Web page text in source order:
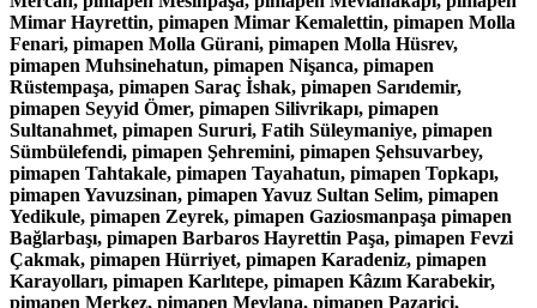
Mimar Hayrettin, pimapen Mimar Kemalettin, pimapen Molla
Fenari, pimapen Molla Gürani, pimapen Molla Hüsrev,
pimapen Muhsinehatun, pimapen Nişanca, pimapen
Rüstempaşa, pimapen Saraç İshak, pimapen Sarıdemir,
pimapen Seyyid Ömer, pimapen Silivrikapı, pimapen
Sultanahmet, pimapen Sururi, Fatih Süleymaniye, pimapen
Sümbülefendi, pimapen Şehremini, pimapen Şehsuvarbey,
pimapen Tahtakale, pimapen Tayahatun, pimapen Topkapı,
pimapen Yavuzsinan, pimapen Yavuz Sultan Selim, pimapen
Yedikule, pimapen Zeyrek, pimapen Gaziosmanpaşa pimapen
Bağlarbaşı, pimapen Barbaros Hayrettin Paşa, pimapen Fevzi
Çakmak, pimapen Hürriyet, pimapen Karadeniz, pimapen
Karayolları, pimapen Karlıtepe, pimapen Kâzım Karabekir,
pimapen Merkez, pimapen Mevlana, pimapen Pazariçi,